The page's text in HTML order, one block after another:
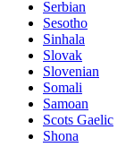
Serbian
Sesotho
Sinhala
Slovak
Slovenian
Somali
Samoan
Scots Gaelic
Shona